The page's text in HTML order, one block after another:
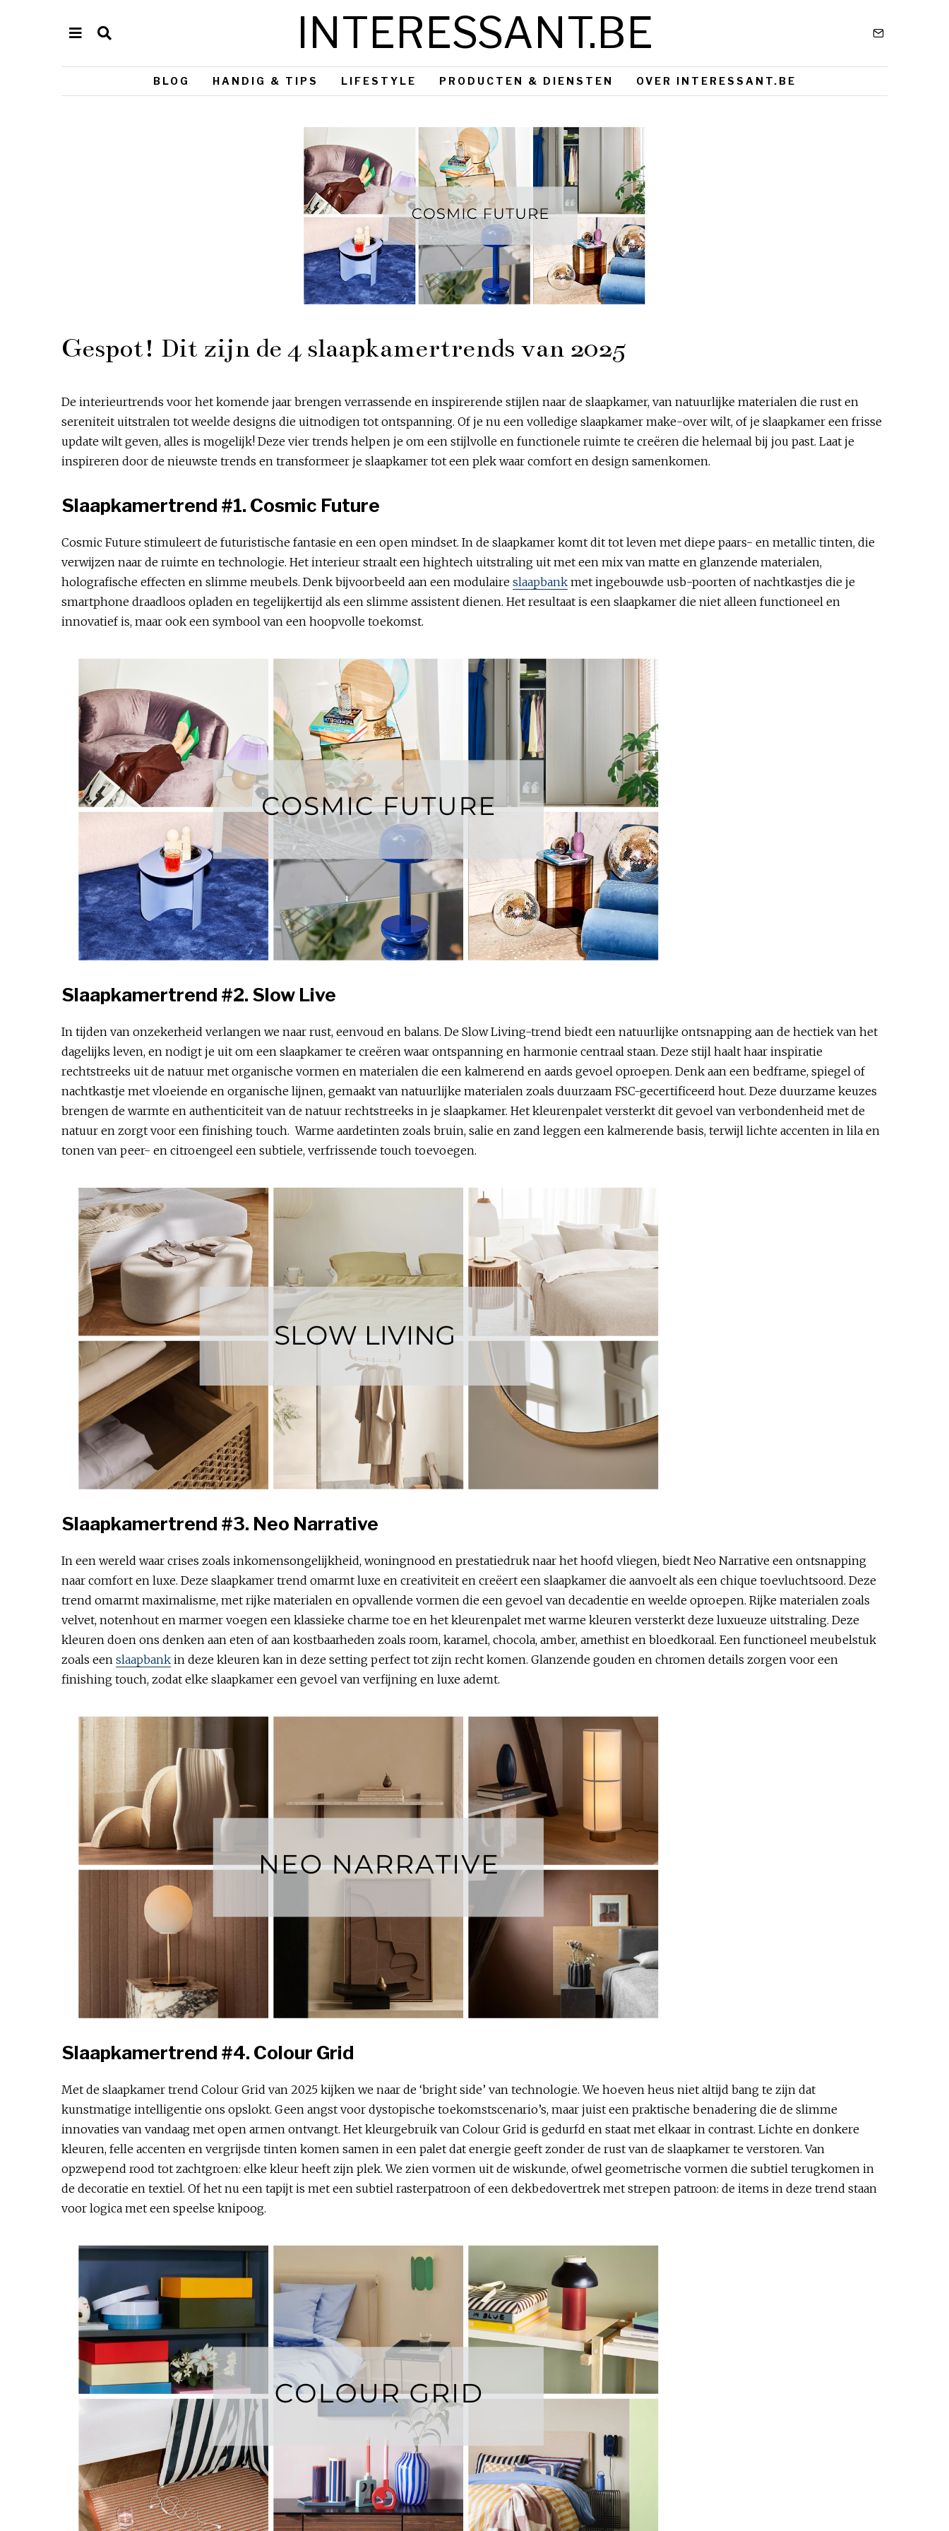
INTERESSANT.BE
BLOG HANDIG & TIPS LIFESTYLE PRODUCTEN & DIENSTEN OVER INTERESSANT.BE
Gespot! Dit zijn de 4 slaapkamertrends van 2025
De interieurtrends voor het komende jaar brengen verrassende en inspirerende stijlen naar de slaapkamer, van natuurlijke materialen die rust en
sereniteit uitstralen tot weelde designs die uitnodigen tot ontspanning. Of je nu een volledige slaapkamer make-over wilt, of je slaapkamer een frisse
update wilt geven, alles is mogelijk! Deze vier trends helpen je om een stijlvolle en functionele ruimte te creëren die helemaal bij jou past. Laat je
inspireren door de nieuwste trends en transformeer je slaapkamer tot een plek waar comfort en design samenkomen.
Slaapkamertrend #1. Cosmic Future
Cosmic Future stimuleert de futuristische fantasie en een open mindset. In de slaapkamer komt dit tot leven met diepe paars- en metallic tinten, die
verwijzen naar de ruimte en technologie. Het interieur straalt een hightech uitstraling uit met een mix van matte en glanzende materialen,
holografische effecten en slimme meubels. Denk bijvoorbeeld aan een modulaire slaapbank met ingebouwde usb-poorten of nachtkastjes die je
smartphone draadloos opladen en tegelijkertijd als een slimme assistent dienen. Het resultaat is een slaapkamer die niet alleen functioneel en
innovatief is, maar ook een symbool van een hoopvolle toekomst.
Slaapkamertrend #2. Slow Live
In tijden van onzekerheid verlangen we naar rust, eenvoud en balans. De Slow Living-trend biedt een natuurlijke ontsnapping aan de hectiek van het
dagelijks leven, en nodigt je uit om een slaapkamer te creëren waar ontspanning en harmonie centraal staan. Deze stijl haalt haar inspiratie
rechtstreeks uit de natuur met organische vormen en materialen die een kalmerend en aards gevoel oproepen. Denk aan een bedframe, spiegel of
nachtkastje met vloeiende en organische lijnen, gemaakt van natuurlijke materialen zoals duurzaam FSC-gecertificeerd hout. Deze duurzame keuzes
brengen de warmte en authenticiteit van de natuur rechtstreeks in je slaapkamer. Het kleurenpalet versterkt dit gevoel van verbondenheid met de
natuur en zorgt voor een finishing touch. Warme aardetinten zoals bruin, salie en zand leggen een kalmerende basis, terwijl lichte accenten in lila en
tonen van peer- en citroengeel een subtiele, verfrissende touch toevoegen.
Slaapkamertrend #3. Neo Narrative
In een wereld waar crises zoals inkomensongelijkheid, woningnood en prestatiedruk naar het hoofd vliegen, biedt Neo Narrative een ontsnapping
naar comfort en luxe. Deze slaapkamer trend omarmt luxe en creativiteit en creëert een slaapkamer die aanvoelt als een chique toevluchtsoord. Deze
trend omarmt maximalisme, met rijke materialen en opvallende vormen die een gevoel van decadentie en weelde oproepen. Rijke materialen zoals
velvet, notenhout en marmer voegen een klassieke charme toe en het kleurenpalet met warme kleuren versterkt deze luxueuze uitstraling. Deze
kleuren doen ons denken aan eten of aan kostbaarheden zoals room, karamel, chocola, amber, amethist en bloedkoraal. Een functioneel meubelstuk
zoals een slaapbank in deze kleuren kan in deze setting perfect tot zijn recht komen. Glanzende gouden en chromen details zorgen voor een
finishing touch, zodat elke slaapkamer een gevoel van verfijning en luxe ademt.
Slaapkamertrend #4. Colour Grid
Met de slaapkamer trend Colour Grid van 2025 kijken we naar de ‘bright side’ van technologie. We hoeven heus niet altijd bang te zijn dat
kunstmatige intelligentie ons opslokt. Geen angst voor dystopische toekomstscenario’s, maar juist een praktische benadering die de slimme
innovaties van vandaag met open armen ontvangt. Het kleurgebruik van Colour Grid is gedurfd en staat met elkaar in contrast. Lichte en donkere
kleuren, felle accenten en vergrijsde tinten komen samen in een palet dat energie geeft zonder de rust van de slaapkamer te verstoren. Van
opzwepend rood tot zachtgroen: elke kleur heeft zijn plek. We zien vormen uit de wiskunde, ofwel geometrische vormen die subtiel terugkomen in
de decoratie en textiel. Of het nu een tapijt is met een subtiel rasterpatroon of een dekbedovertrek met strepen patroon: de items in deze trend staan
voor logica met een speelse knipoog.